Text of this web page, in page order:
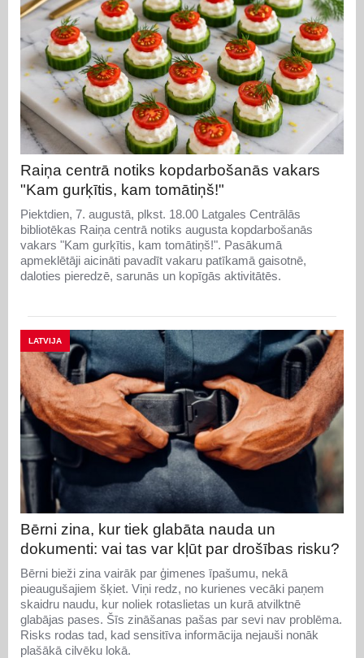
Raiņa centrā notiks kopdarbošanās vakars
"Kam gurķītis, kam tomātiņš!"
Piektdien, 7. augustā, plkst. 18.00 Latgales Centrālās
bibliotēkas Raiņa centrā notiks augusta kopdarbošanās
vakars "Kam gurķītis, kam tomātiņš!". Pasākumā
apmeklētāji aicināti pavadīt vakaru patīkamā gaisotnē,
daloties pieredzē, sarunās un kopīgās aktivitātēs.
LATVIJA
Bērni zina, kur tiek glabāta nauda un
dokumenti: vai tas var kļūt par drošības risku?
Bērni bieži zina vairāk par ģimenes īpašumu, nekā
pieaugušajiem šķiet. Viņi redz, no kurienes vecāki paņem
skaidru naudu, kur noliek rotaslietas un kurā atvilktnē
glabājas pases. Šīs zināšanas pašas par sevi nav problēma.
Risks rodas tad, kad sensitīva informācija nejauši nonāk
plašākā cilvēku lokā.